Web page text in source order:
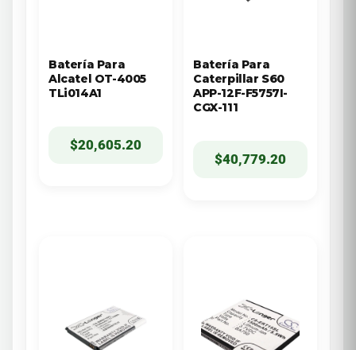
Batería Para
Alcatel OT-4005
TLi014A1
$20,605.20
Batería Para
Caterpillar S60
APP-12F-F5757I-
CGX-111
$40,779.20